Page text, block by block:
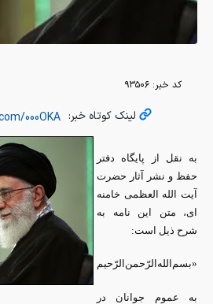
کد خبر: ۹۳۵۰۶
لینک کوتاه خبر:
به نقل از پایگاه دفتر
حفظ و نشر آثار حضرت
آیت الله العظمی خامنه
ای، متن این نامه به
شرح ذیل است:
«بسم‌الله‌الرّحمن‌الرّحیم
به عموم جوانان در